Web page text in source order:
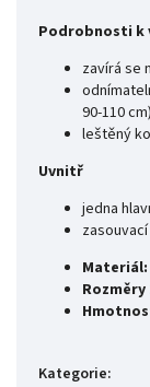
Podrobnosti k
zavírá se
90-110 cm)
leštěný
Uvnitř
jedna
Materiál:
Rozměry
Kategorie: